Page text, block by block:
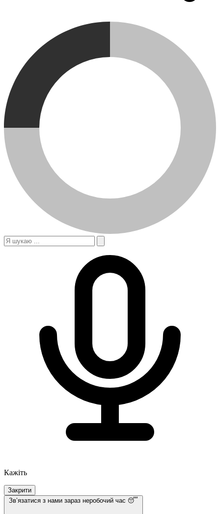
Кажіть
Закрити
Звʼязатися з нами зараз неробочий час 😴